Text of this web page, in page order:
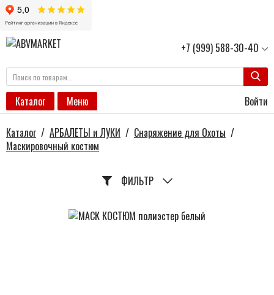
+7 (999) 588-30-40
Каталог Меню Войти
Каталог / АРБАЛЕТЫ и ЛУКИ / Снаряжение для Охоты /
Маскировочный костюм
ФИЛЬТР